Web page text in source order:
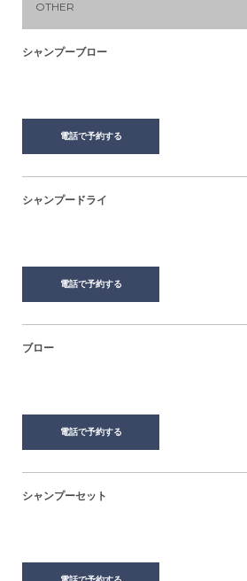
OTHER
シャンプーブロー
電話で予約する
シャンプードライ
電話で予約する
ブロー
電話で予約する
シャンプーセット